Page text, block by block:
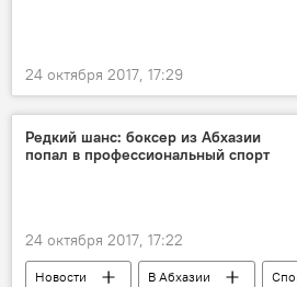
24 октября 2017, 17:29
Редкий шанс: боксер из Абхазии
попал в профессиональный спорт
24 октября 2017, 17:22
Новости В Абхазии